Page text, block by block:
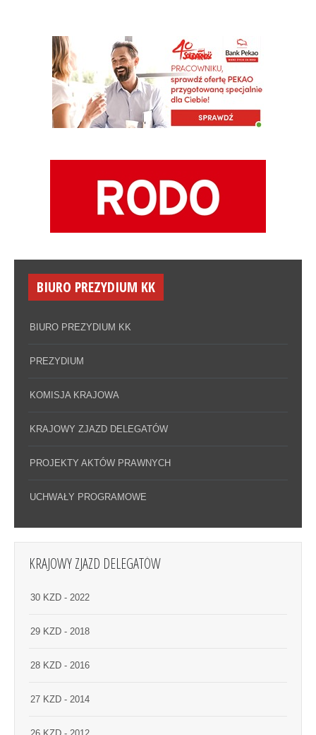
BIURO PREZYDIUM KK
BIURO PREZYDIUM KK
PREZYDIUM
KOMISJA KRAJOWA
KRAJOWY ZJAZD DELEGATÓW
PROJEKTY AKTÓW PRAWNYCH
UCHWAŁY PROGRAMOWE
KRAJOWY ZJAZD DELEGATÓW
30 KZD - 2022
29 KZD - 2018
28 KZD - 2016
27 KZD - 2014
26 KZD - 2012